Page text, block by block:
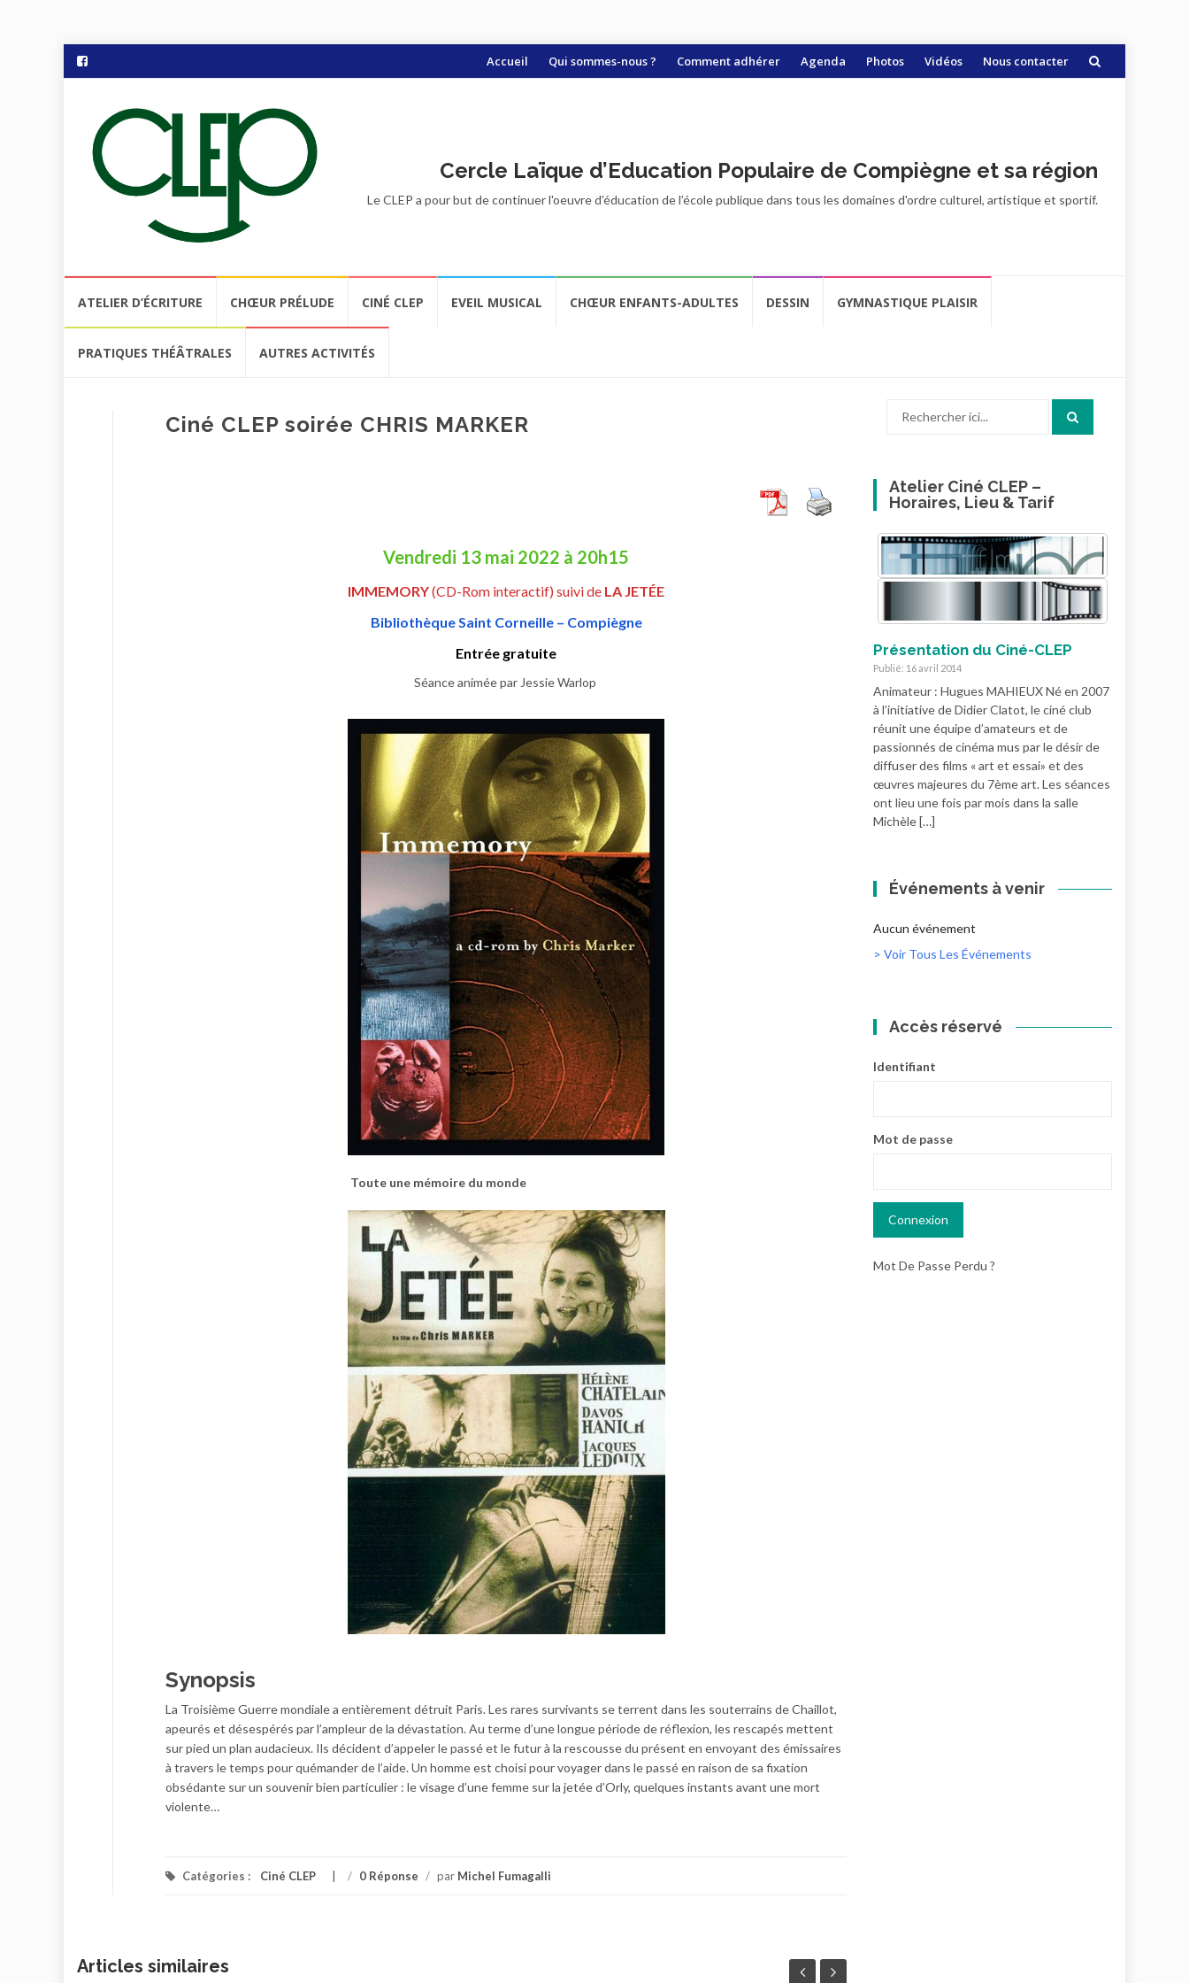
Aller
Accueil Qui sommes-nous ? Comment adhérer Agenda Photos Vidéos Nous contacter
Cercle Laïque d’Education Populaire de Compiègne et sa région
Le CLEP a pour but de continuer l'oeuvre d’éducation de l’école publique dans tous les domaines d'ordre culturel, artistique et sportif.
contenu
ATELIER D’ÉCRITURE CHŒUR PRÉLUDE CINÉ CLEP EVEIL MUSICAL CHŒUR ENFANTS-ADULTES DESSIN GYMNASTIQUE PLAISIR
PRATIQUES THÉÂTRALES AUTRES ACTIVITÉS
Ciné CLEP soirée CHRIS MARKER
Vendredi 13 mai 2022 à 20h15
IMMEMORY(CD-Rom interactif) suivi de LA JETÉE
Bibliothèque Saint Corneille – Compiègne
Entrée gratuite
Séance animée par Jessie Warlop
Toute une mémoire du monde
Synopsis
La Troisième Guerre mondiale a entièrement détruit Paris. Les rares survivants se terrent dans les souterrains de Chaillot,
apeurés et désespérés par l’ampleur de la dévastation. Au terme d’une longue période de réflexion, les rescapés mettent
sur pied un plan audacieux. Ils décident d’appeler le passé et le futur à la rescousse du présent en envoyant des émissaires
à travers le temps pour quémander de l’aide. Un homme est choisi pour voyager dans le passé en raison de sa fixation
obsédante sur un souvenir bien particulier : le visage d’une femme sur la jetée d’Orly, quelques instants avant une mort
violente…
Catégories : Ciné CLEP / 0 Réponse / par Michel Fumagalli
Articles similaires
Atelier Ciné CLEP –
Horaires, Lieu & Tarif
Présentation du Ciné-CLEP
Publié: 16 avril 2014
Animateur : Hugues MAHIEUX Né en 2007
à l’initiative de Didier Clatot, le ciné club
réunit une équipe d’amateurs et de
passionnés de cinéma mus par le désir de
diffuser des films « art et essai» et des
œuvres majeures du 7ème art. Les séances
ont lieu une fois par mois dans la salle
Michèle […]
Événements à venir
Aucun événement
> Voir Tous Les Événements
Accès réservé
Identifiant
Mot de passe
Mot De Passe Perdu ?